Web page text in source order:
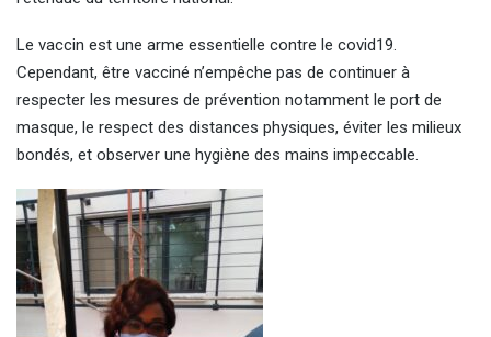
Le vaccin est une arme essentielle contre le covid19.
Cependant, être vacciné n’empêche pas de continuer à
respecter les mesures de prévention notamment le port de
masque, le respect des distances physiques, éviter les milieux
bondés, et observer une hygiène des mains impeccable.